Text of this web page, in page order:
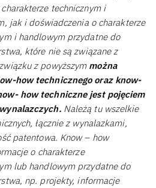
technicznym i
jak i doświadczenia o charakterze
i handlowym przydatne do
które nie są związane z
z powyższym można
how technicznego oraz know-
how techniczne jest pojęciem
Należą tu wszelkie
łącznie z wynalazkami,
patentowa. Know – how
o charakterze
lub handlowym przydatne do
np. projekty, informacje